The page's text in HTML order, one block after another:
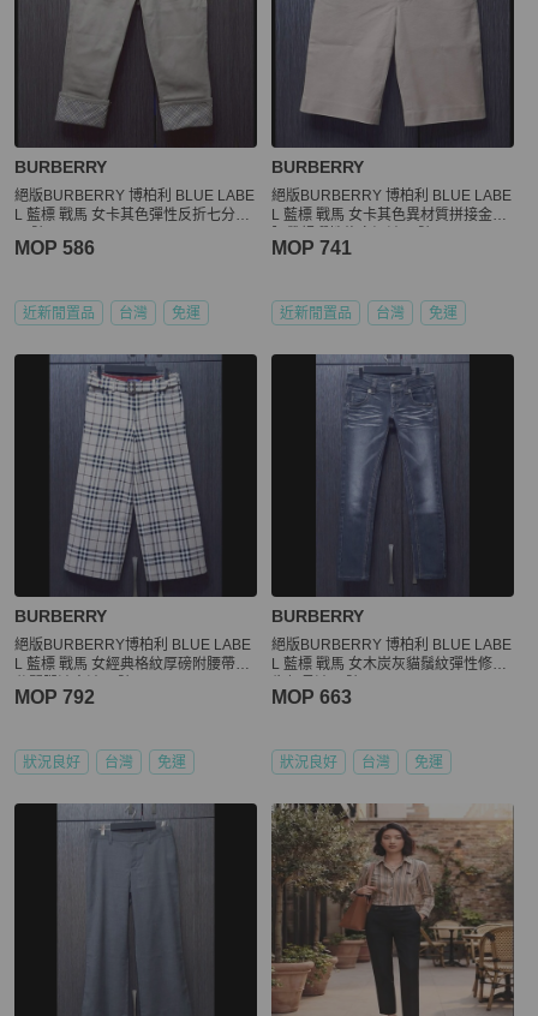
BURBERRY
絕版BURBERRY 博柏利 BLUE LABE
L 藍標 戰馬 女卡其色彈性反折七分褲
MOP 586
近新閒置品 台灣 免運
BURBERRY
絕版BURBERRY 博柏利 BLUE LABE
L 藍標 戰馬 女卡其色異材質拼接金屬
MOP 741
近新閒置品 台灣 免運
BURBERRY
絕版BURBERRY博柏利 BLUE LABE
L 藍標 戰馬 女經典格紋厚磅附腰帶八
MOP 792
狀況良好 台灣 免運
BURBERRY
絕版BURBERRY 博柏利 BLUE LABE
L 藍標 戰馬 女木炭灰貓鬚紋彈性修身
MOP 663
狀況良好 台灣 免運